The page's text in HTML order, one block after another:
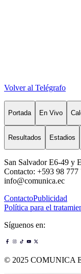
Volver al Telégrafo
Portada En Vivo
Resultados Estadios
San Salvador E6-49 y
Contacto: +593 98 777
info@comunica.ec
ContactoPublicidad
Política para el
Síguenos en:
© 2025 COMUNICA